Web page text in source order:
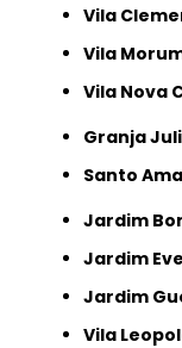
Vila
Vila
Vila Nova
Granja
Santo
Jardim
Jardim
Jardim
Vila